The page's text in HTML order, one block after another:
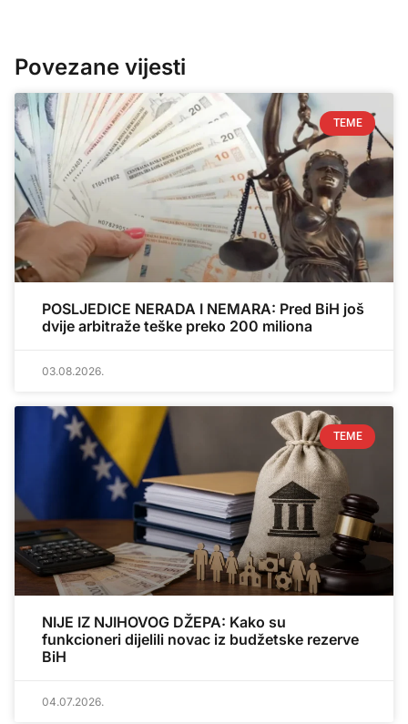
Povezane vijesti
TEME
POSLJEDICE NERADA I NEMARA: Pred BiH još
dvije arbitraže teške preko 200 miliona
03.08.2026.
TEME
NIJE IZ NJIHOVOG DŽEPA: Kako su
funkcioneri dijelili novac iz budžetske rezerve
BiH
04.07.2026.